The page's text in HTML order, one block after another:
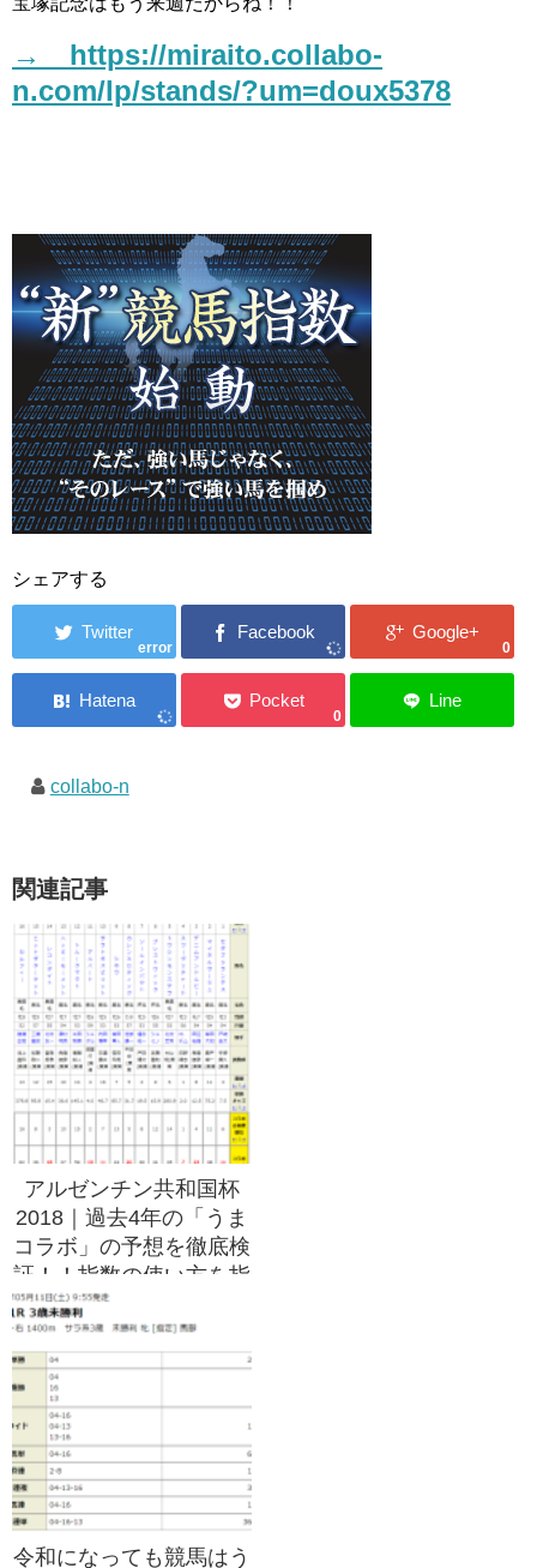
→ https://miraito.collabo-
n.com/lp/stands/?um=doux5378
シェアする
error 0
0
collabo-n
関連記事
アルゼンチン共和国杯
2018｜過去4年の「うま
コラボ」の予想を徹底検
証！！指数の使い方を指
南！！
令和になっても競馬はう